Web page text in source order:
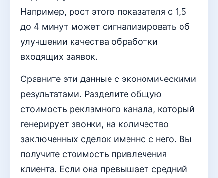
Например, рост этого показателя с 1,5
до 4 минут может сигнализировать об
улучшении качества обработки
входящих заявок.
Сравните эти данные с экономическими
результатами. Разделите общую
стоимость рекламного канала, который
генерирует звонки, на количество
заключенных сделок именно с него. Вы
получите стоимость привлечения
клиента. Если она превышает средний